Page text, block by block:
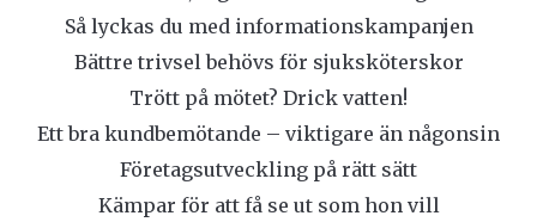
Så lyckas du med informationskampanjen
Bättre trivsel behövs för sjuksköterskor
Trött på mötet? Drick vatten!
Ett bra kundbemötande – viktigare än någonsin
Företagsutveckling på rätt sätt
Kämpar för att få se ut som hon vill